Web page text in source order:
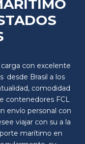
con excelente
desde Brasil a los
comodidad
contenedores FCL
envío personal con
viajar con su a la
marítimo en